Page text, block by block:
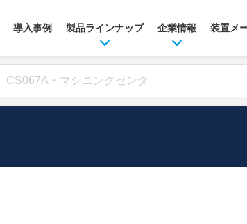
導入事例 製品ラインナップ 企業情報 装置メ